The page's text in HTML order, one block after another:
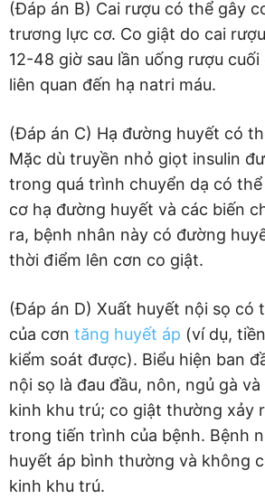
(Đáp án B) Cai rượu có thể gây
trương lực cơ. Co giật do cai
12-48 giờ sau lần uống rượu
liên quan đến hạ natri máu.
(Đáp án C) Hạ đường huyết có
Mặc dù truyền nhỏ giọt insulin
trong quá trình chuyển dạ có
cơ hạ đường huyết và các biến
ra, bệnh nhân này có đường
thời điểm lên cơn co giật.
(Đáp án D) Xuất huyết nội sọ có
của cơn tăng huyết áp (ví dụ,
kiểm soát được). Biểu hiện ban
nội sọ là đau đầu, nôn, ngủ gà
kinh khu trú; co giật thường xảy
trong tiến trình của bệnh. Bệnh
huyết áp bình thường và không
kinh khu trú.